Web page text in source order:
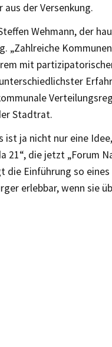
aus der Versenkung.
Wehmann, der
„Zahlreiche
mit
Stadtrat.
ist ja nicht nur eine
21“, die jetzt „Forum
die Einführung so
erlebbar, wenn sie